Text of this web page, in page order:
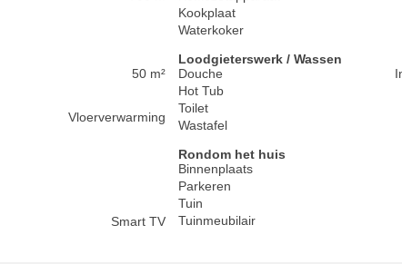
50 m²
Vloerverwarming
Smart TV
Kookplaat
Waterkoker
Loodgieterswerk / Wassen
Douche
Hot Tub
Toilet
Wastafel
Rondom het huis
Binnenplaats
Parkeren
Tuin
Tuinmeubilair